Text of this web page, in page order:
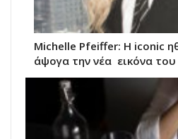
Michelle Pfeiffer: Η iconic
άψογα την νέα εικόνα